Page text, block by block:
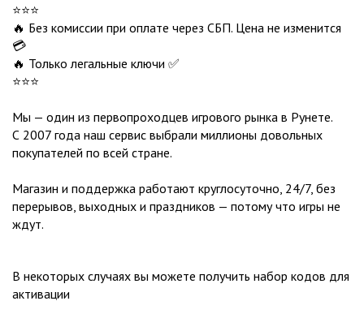
⭐️⭐️⭐️
🔥 Без комиссии при оплате через СБП. Цена не изменится
💳
🔥 Только легальные ключи ✅
⭐️⭐️⭐️
Мы — один из первопроходцев игрового рынка в Рунете.
С 2007 года наш сервис выбрали миллионы довольных
покупателей по всей стране.
Магазин и поддержка работают круглосуточно, 24/7, без
перерывов, выходных и праздников — потому что игры не
ждут.
В некоторых случаях вы можете получить набор кодов для
активации